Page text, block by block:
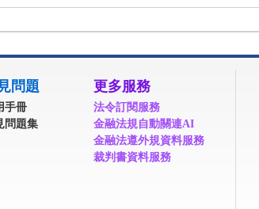
問題
手冊
問題集
更多服務
法令訂閱服務
金融法規自動關連AI
金融法遵外規資料服務
裁判書資料服務